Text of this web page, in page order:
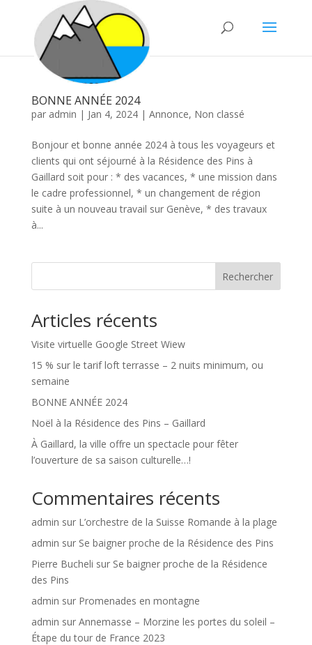
BONNE ANNÉE 2024
par admin | Jan 4, 2024| Annonce, Non classé
Bonjour et bonne année 2024 à tous les voyageurs et
clients qui ont séjourné à la Résidence des Pins à
Gaillard soit pour : * des vacances, * une mission dans
le cadre professionnel, * un changement de région
suite à un nouveau travail sur Genève, * des travaux
à...
Rechercher
Articles récents
Visite virtuelle Google Street Wiew
15 % sur le tarif loft terrasse – 2 nuits minimum, ou
semaine
BONNE ANNÉE 2024
Noël à la Résidence des Pins – Gaillard
À Gaillard, la ville offre un spectacle pour fêter
l’ouverture de sa saison culturelle…!
Commentaires récents
admin sur L’orchestre de la Suisse Romande à la plage
admin sur Se baigner proche de la Résidence des Pins
Pierre Bucheli sur Se baigner proche de la Résidence
des Pins
admin sur Promenades en montagne
admin sur Annemasse – Morzine les portes du soleil –
Étape du tour de France 2023